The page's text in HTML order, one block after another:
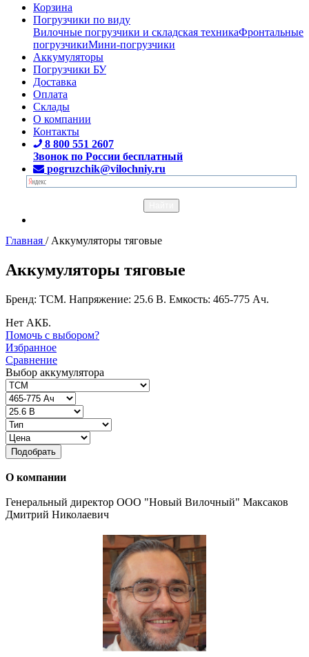
Корзина
Погрузчики по виду
Вилочные погрузчики и складская техникаФронтальные
погрузчикиМини-погрузчики
Аккумуляторы
Погрузчики БУ
Доставка
Оплата
Склады
О компании
Контакты
8 800 551 2607
Звонок по России бесплатный
pogruzchik@vilochniy.ru
Главная / Аккумуляторы тяговые
Аккумуляторы тяговые
Бренд: TCM. Напряжение: 25.6 В. Емкость: 465-775 Ач.
Нет АКБ.
Помочь с выбором?
Избранное
Сравнение
Выбор аккумулятора
Подобрать
О компании
Генеральный директор ООО "Новый Вилочный" Максаков
Дмитрий Николаевич